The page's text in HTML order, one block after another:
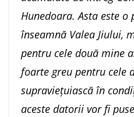
Hunedoara. Asta este
înseamnă Valea Jiului,
pentru cele două mine
foarte greu pentru cele
supraviețuiască în
aceste datorii vor fi